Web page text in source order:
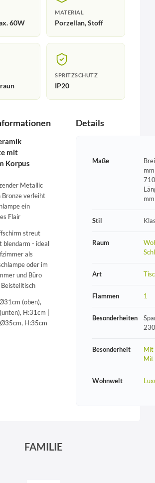
60W
MATERIAL
Porzellan, Stoff
SPRITZSCHUTZ
IP20
mit
Korpus
Metallic
Bronze verleiht
ein
Flair
streut
blendarm - ideal
als
oder im
und Büro
(oben),
H:31cm |
H:35cm
Details
Maße
mm
Stil
Raum
Art
Flammen 1
Besonderheiten
Besonderheit
Mit
Mit
Wohnwelt
FAMILIE